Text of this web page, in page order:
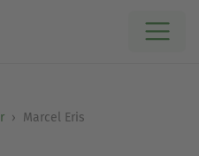
Marcel Eris